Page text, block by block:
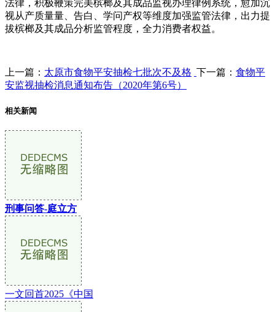
法律，积极鞭策完美槟榔及其成品监视办理律例系统，愈加沉
视从产质量量、告白、学问产权等维度加强监管法律，出力提
拔槟榔及其成品分析监管程度，全力消费者权益。
上一篇： 太原市食物平安抽检七批次不及格 下一篇： 食物平
安监视抽检消息通知布告（2020年第6号）
相关新闻
刑事问答-庭立方
一文回首2025《中国